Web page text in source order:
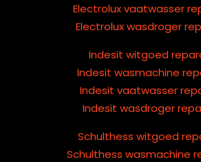
Electrolux vaatwasser
Electrolux wasdroger
Indesit witgoed
Indesit wasmachine
Indesit vaatwasser
Indesit wasdroger
Schulthess witgoed
Schulthess wasmachine